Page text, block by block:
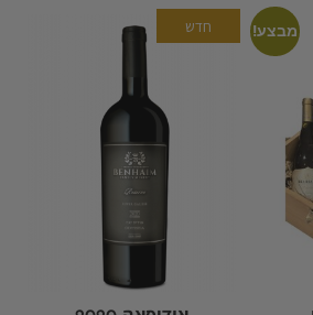
מבצע! חדש